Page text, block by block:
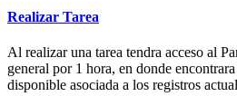
Realizar Tarea
Al realizar una tarea tendra acceso al
general por 1 hora, en donde
disponible asociada a los registros